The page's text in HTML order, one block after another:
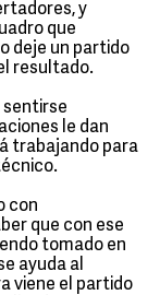
y
que
deje un partido
resultado.
sentirse
le dan
trabajando para
con
que con ese
tomado en
ayuda al
viene el partido